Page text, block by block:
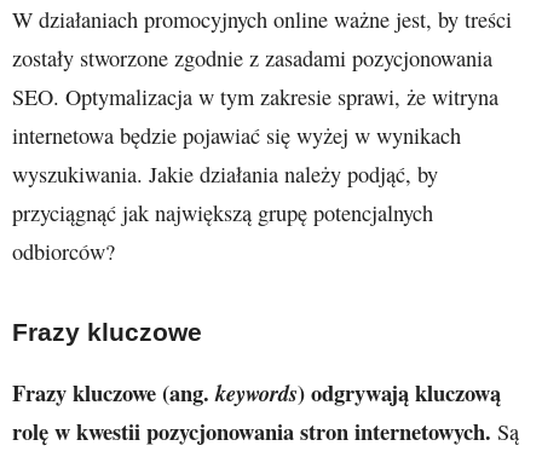
W działaniach promocyjnych online ważne jest, by treści
zostały stworzone zgodnie z zasadami pozycjonowania
SEO. Optymalizacja w tym zakresie sprawi, że witryna
internetowa będzie pojawiać się wyżej w wynikach
wyszukiwania. Jakie działania należy podjąć, by
przyciągnąć jak największą grupę potencjalnych
odbiorców?
Frazy kluczowe
Frazy kluczowe (ang.keywords) odgrywają kluczową
rolę w kwestii pozycjonowania stron internetowych. Są